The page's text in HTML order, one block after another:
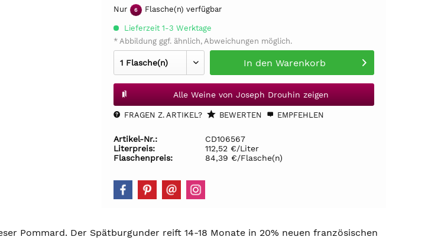
Nur 6 Flasche(n) verfügbar
Lieferzeit 1-3 Werktage
* Abbildung ggf. ähnlich, Abweichungen möglich.
In den Warenkorb
Alle Weine von Joseph Drouhin zeigen
FRAGEN Z. ARTIKEL? BEWERTEN EMPFEHLEN
Artikel-Nr.:
CD106567
Literpreis:
112,52 €/Liter
Flaschenpreis:
84,39 €/Flasche(n)
Pommard. Der Spätburgunder reift 14-18 Monate in 20% neuen französischen